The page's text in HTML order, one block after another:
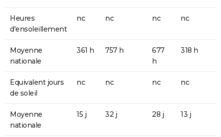
Heures
d'ensoleillement
nc nc nc nc
Moyenne
nationale
361 h 757 h
677
h
318 h
Equivalent jours
de soleil
nc nc nc nc
Moyenne
nationale
15 j 32 j 28 j 13 j